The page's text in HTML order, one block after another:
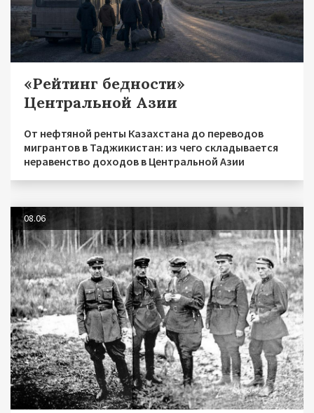
«Рейтинг бедности»
Центральной Азии
От нефтяной ренты Казахстана до переводов
мигрантов в Таджикистан: из чего складывается
неравенство доходов в Центральной Азии
08.06